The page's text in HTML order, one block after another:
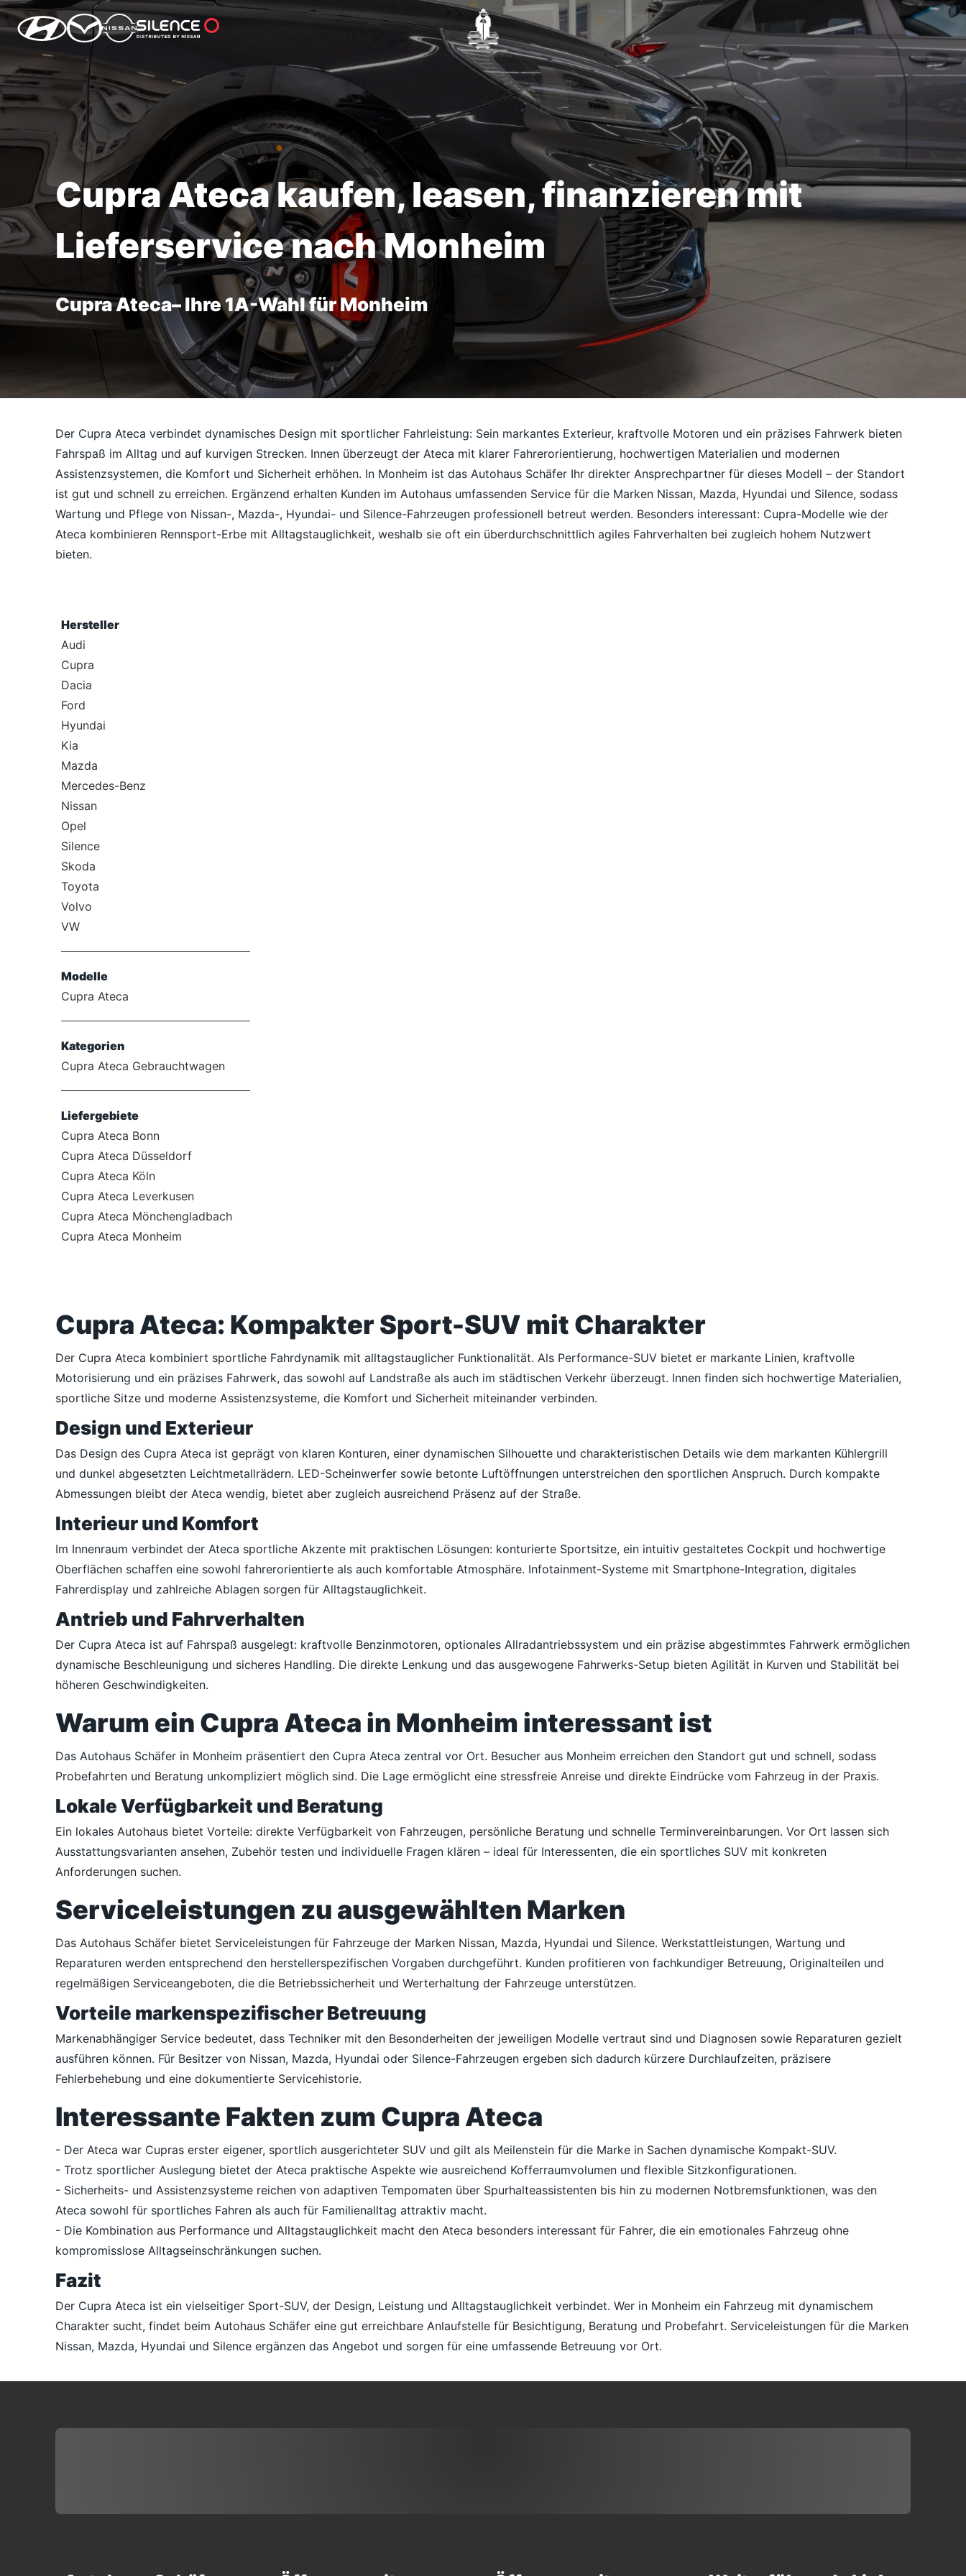
Cupra Ateca kaufen, leasen, finanzieren mit
Lieferservice nach Monheim
Cupra Ateca– Ihre 1A-Wahl für Monheim
Der Cupra Ateca verbindet dynamisches Design mit sportlicher Fahrleistung: Sein markantes Exterieur, kraftvolle Motoren und ein präzises Fahrwerk bieten
Fahrspaß im Alltag und auf kurvigen Strecken. Innen überzeugt der Ateca mit klarer Fahrerorientierung, hochwertigen Materialien und modernen
Assistenzsystemen, die Komfort und Sicherheit erhöhen. In Monheim ist das Autohaus Schäfer Ihr direkter Ansprechpartner für dieses Modell – der Standort
ist gut und schnell zu erreichen. Ergänzend erhalten Kunden im Autohaus umfassenden Service für die Marken Nissan, Mazda, Hyundai und Silence, sodass
Wartung und Pflege von Nissan-, Mazda-, Hyundai- und Silence-Fahrzeugen professionell betreut werden. Besonders interessant: Cupra-Modelle wie der
Ateca kombinieren Rennsport-Erbe mit Alltagstauglichkeit, weshalb sie oft ein überdurchschnittlich agiles Fahrverhalten bei zugleich hohem Nutzwert
bieten.
Hersteller
Audi
Cupra
Dacia
Ford
Hyundai
Kia
Mazda
Mercedes-Benz
Nissan
Opel
Silence
Skoda
Toyota
Volvo
VW
Modelle
Cupra Ateca
Kategorien
Cupra Ateca Gebrauchtwagen
Liefergebiete
Cupra Ateca Bonn
Cupra Ateca Düsseldorf
Cupra Ateca Köln
Cupra Ateca Leverkusen
Cupra Ateca Mönchengladbach
Cupra Ateca Monheim
Cupra Ateca: Kompakter Sport-SUV mit Charakter
Der Cupra Ateca kombiniert sportliche Fahrdynamik mit alltagstauglicher Funktionalität. Als Performance-SUV bietet er markante Linien, kraftvolle
Motorisierung und ein präzises Fahrwerk, das sowohl auf Landstraße als auch im städtischen Verkehr überzeugt. Innen finden sich hochwertige Materialien,
sportliche Sitze und moderne Assistenzsysteme, die Komfort und Sicherheit miteinander verbinden.
Design und Exterieur
Das Design des Cupra Ateca ist geprägt von klaren Konturen, einer dynamischen Silhouette und charakteristischen Details wie dem markanten Kühlergrill
und dunkel abgesetzten Leichtmetallrädern. LED-Scheinwerfer sowie betonte Luftöffnungen unterstreichen den sportlichen Anspruch. Durch kompakte
Abmessungen bleibt der Ateca wendig, bietet aber zugleich ausreichend Präsenz auf der Straße.
Interieur und Komfort
Im Innenraum verbindet der Ateca sportliche Akzente mit praktischen Lösungen: konturierte Sportsitze, ein intuitiv gestaltetes Cockpit und hochwertige
Oberflächen schaffen eine sowohl fahrerorientierte als auch komfortable Atmosphäre. Infotainment-Systeme mit Smartphone-Integration, digitales
Fahrerdisplay und zahlreiche Ablagen sorgen für Alltagstauglichkeit.
Antrieb und Fahrverhalten
Der Cupra Ateca ist auf Fahrspaß ausgelegt: kraftvolle Benzinmotoren, optionales Allradantriebssystem und ein präzise abgestimmtes Fahrwerk ermöglichen
dynamische Beschleunigung und sicheres Handling. Die direkte Lenkung und das ausgewogene Fahrwerks-Setup bieten Agilität in Kurven und Stabilität bei
höheren Geschwindigkeiten.
Warum ein Cupra Ateca in Monheim interessant ist
Das Autohaus Schäfer in Monheim präsentiert den Cupra Ateca zentral vor Ort. Besucher aus Monheim erreichen den Standort gut und schnell, sodass
Probefahrten und Beratung unkompliziert möglich sind. Die Lage ermöglicht eine stressfreie Anreise und direkte Eindrücke vom Fahrzeug in der Praxis.
Lokale Verfügbarkeit und Beratung
Ein lokales Autohaus bietet Vorteile: direkte Verfügbarkeit von Fahrzeugen, persönliche Beratung und schnelle Terminvereinbarungen. Vor Ort lassen sich
Ausstattungsvarianten ansehen, Zubehör testen und individuelle Fragen klären – ideal für Interessenten, die ein sportliches SUV mit konkreten
Anforderungen suchen.
Serviceleistungen zu ausgewählten Marken
Das Autohaus Schäfer bietet Serviceleistungen für Fahrzeuge der Marken Nissan, Mazda, Hyundai und Silence. Werkstattleistungen, Wartung und
Reparaturen werden entsprechend den herstellerspezifischen Vorgaben durchgeführt. Kunden profitieren von fachkundiger Betreuung, Originalteilen und
regelmäßigen Serviceangeboten, die die Betriebssicherheit und Werterhaltung der Fahrzeuge unterstützen.
Vorteile markenspezifischer Betreuung
Markenabhängiger Service bedeutet, dass Techniker mit den Besonderheiten der jeweiligen Modelle vertraut sind und Diagnosen sowie Reparaturen gezielt
ausführen können. Für Besitzer von Nissan, Mazda, Hyundai oder Silence-Fahrzeugen ergeben sich dadurch kürzere Durchlaufzeiten, präzisere
Fehlerbehebung und eine dokumentierte Servicehistorie.
Interessante Fakten zum Cupra Ateca
- Der Ateca war Cupras erster eigener, sportlich ausgerichteter SUV und gilt als Meilenstein für die Marke in Sachen dynamische Kompakt-SUV.
- Trotz sportlicher Auslegung bietet der Ateca praktische Aspekte wie ausreichend Kofferraumvolumen und flexible Sitzkonfigurationen.
- Sicherheits- und Assistenzsysteme reichen von adaptiven Tempomaten über Spurhalteassistenten bis hin zu modernen Notbremsfunktionen, was den
Ateca sowohl für sportliches Fahren als auch für Familienalltag attraktiv macht.
- Die Kombination aus Performance und Alltagstauglichkeit macht den Ateca besonders interessant für Fahrer, die ein emotionales Fahrzeug ohne
kompromisslose Alltagseinschränkungen suchen.
Fazit
Der Cupra Ateca ist ein vielseitiger Sport-SUV, der Design, Leistung und Alltagstauglichkeit verbindet. Wer in Monheim ein Fahrzeug mit dynamischem
Charakter sucht, findet beim Autohaus Schäfer eine gut erreichbare Anlaufstelle für Besichtigung, Beratung und Probefahrt. Serviceleistungen für die Marken
Nissan, Mazda, Hyundai und Silence ergänzen das Angebot und sorgen für eine umfassende Betreuung vor Ort.